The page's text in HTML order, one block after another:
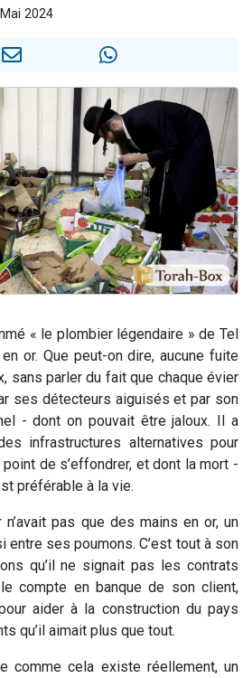
nouvelles musiques dans Torah-Box Music
2024
« le plombier légendaire » de Tel
or. Que peut-on dire, aucune fuite
sans parler du fait que chaque évier
ses détecteurs aiguisés et par son
- dont on pouvait être jaloux. Il a
infrastructures alternatives pour
de s’effondrer, et dont la mort -
préférable à la vie.
pas que des mains en or, un
ses poumons. C’est tout à son
qu’il ne signait pas les contrats
compte en banque de son client,
aider à la construction du pays
qu’il aimait plus que tout.
comme cela existe réellement, un